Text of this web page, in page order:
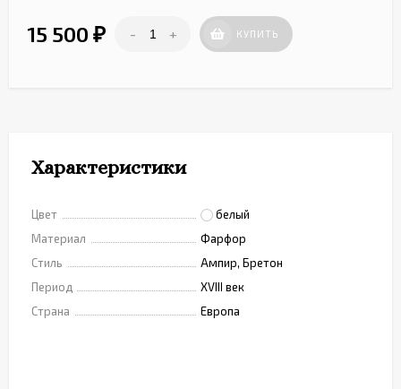
15 500 ₽ - + КУПИТЬ
Характеристики
Цвет
белый
Материал
Фарфор
Стиль
Ампир, Бретон
Период
XVIII век
Страна
Европа